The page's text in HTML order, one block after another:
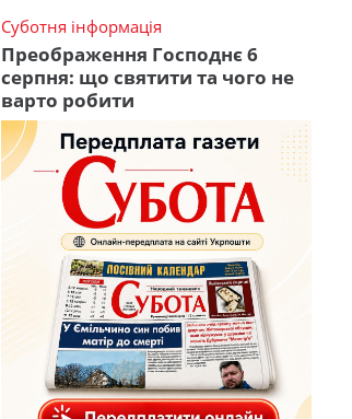
Суботня інформація
Преображення Господнє 6
серпня: що святити та чого не
варто робити